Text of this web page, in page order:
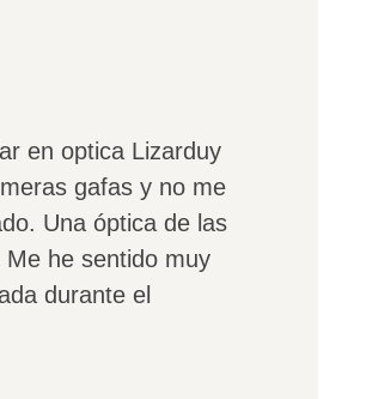
en optica Lizarduy
gafas y no me
Una óptica de las
he sentido muy
durante el